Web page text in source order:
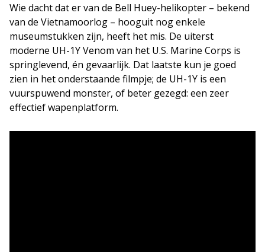
Wie dacht dat er van de Bell Huey-helikopter – bekend
van de Vietnamoorlog – hooguit nog enkele
museumstukken zijn, heeft het mis. De uiterst
moderne UH-1Y Venom van het U.S. Marine Corps is
springlevend, én gevaarlijk. Dat laatste kun je goed
zien in het onderstaande filmpje; de UH-1Y is een
vuurspuwend monster, of beter gezegd: een zeer
effectief wapenplatform.